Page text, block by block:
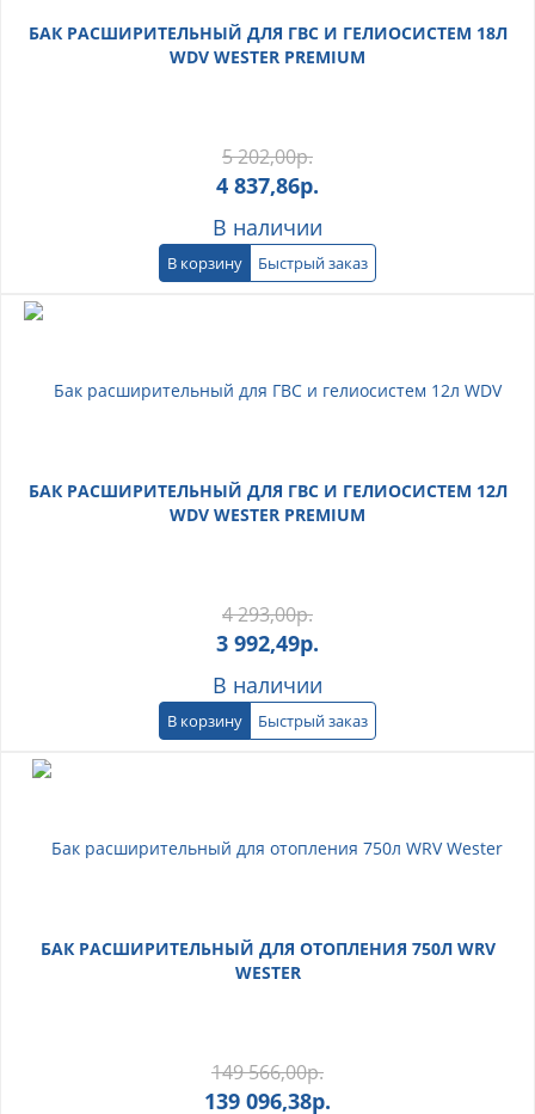
БАК РАСШИРИТЕЛЬНЫЙ ДЛЯ ГВС И ГЕЛИОСИСТЕМ 18Л
WDV WESTER PREMIUM
5 202,00р.
4 837,86р.
В наличии
В корзину Быстрый заказ
БАК РАСШИРИТЕЛЬНЫЙ ДЛЯ ГВС И ГЕЛИОСИСТЕМ 12Л
WDV WESTER PREMIUM
4 293,00р.
3 992,49р.
В наличии
В корзину Быстрый заказ
БАК РАСШИРИТЕЛЬНЫЙ ДЛЯ ОТОПЛЕНИЯ 750Л WRV
WESTER
149 566,00р.
139 096,38р.